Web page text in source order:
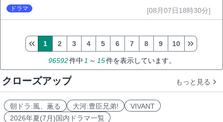
ドラマ [08月07日18時30分]
96592件中 1 ～ 15件を表示しています。
1 2 3 4 5 6 7 8 9 10
クローズアップ もっと見る
朝ドラ:風、薫る 大河:豊臣兄弟!
VIVANT
2026年夏(7月)国内ドラマ一覧